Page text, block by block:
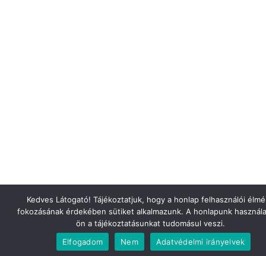
Kedves Látogató! Tájékoztatjuk, hogy a honlap felhasználói
fokozásának érdekében sütiket alkalmazunk. A honlapunk
ön a tájékoztatásunkat tudomásul veszi.
Elfogadom
Nem Adatvédelmi irányelvek